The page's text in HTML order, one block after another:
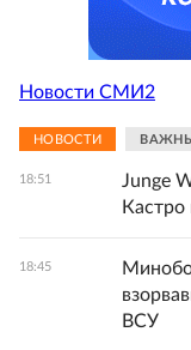
Новости СМИ2
НОВОСТИ
18:51
Junge
18:45
ВСУ